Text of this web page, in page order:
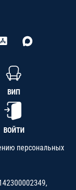
ВИП
ВОЙТИ
персональных